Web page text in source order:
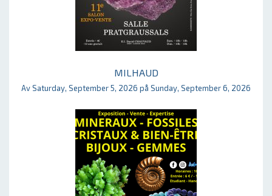
MILHAUD
Av Saturday, September 5, 2026 på Sunday, September 6, 2026